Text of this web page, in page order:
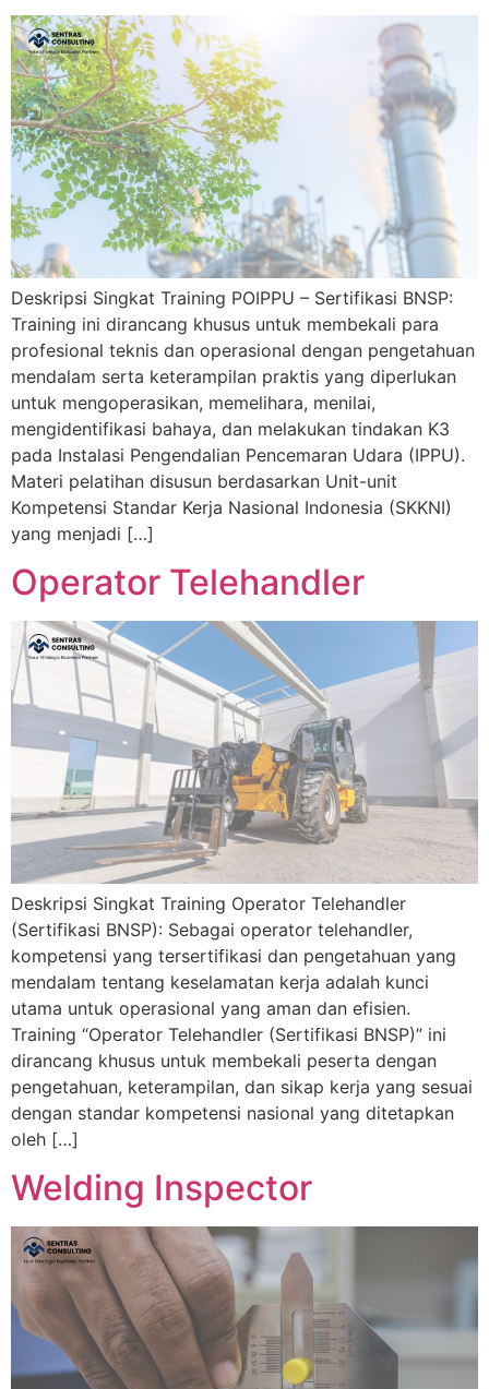
Deskripsi Singkat Training POIPPU – Sertifikasi BNSP:
Training ini dirancang khusus untuk membekali para
profesional teknis dan operasional dengan pengetahuan
mendalam serta keterampilan praktis yang diperlukan
untuk mengoperasikan, memelihara, menilai,
mengidentifikasi bahaya, dan melakukan tindakan K3
pada Instalasi Pengendalian Pencemaran Udara (IPPU).
Materi pelatihan disusun berdasarkan Unit-unit
Kompetensi Standar Kerja Nasional Indonesia (SKKNI)
yang menjadi […]
Operator Telehandler
Deskripsi Singkat Training Operator Telehandler
(Sertifikasi BNSP): Sebagai operator telehandler,
kompetensi yang tersertifikasi dan pengetahuan yang
mendalam tentang keselamatan kerja adalah kunci
utama untuk operasional yang aman dan efisien.
Training “Operator Telehandler (Sertifikasi BNSP)” ini
dirancang khusus untuk membekali peserta dengan
pengetahuan, keterampilan, dan sikap kerja yang sesuai
dengan standar kompetensi nasional yang ditetapkan
oleh […]
Welding Inspector